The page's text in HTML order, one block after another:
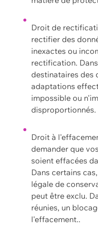
Droit de
rectifier des
inexactes ou
rectification.
destinataires des
adaptations
impossible ou
disproportionnés.
Droit à
demander que
soient effacées
Dans certains
légale de
peut être exclu.
réunies, un
l'effacement..